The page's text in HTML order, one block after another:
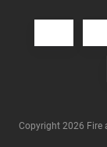
Copyright 2026 Fire